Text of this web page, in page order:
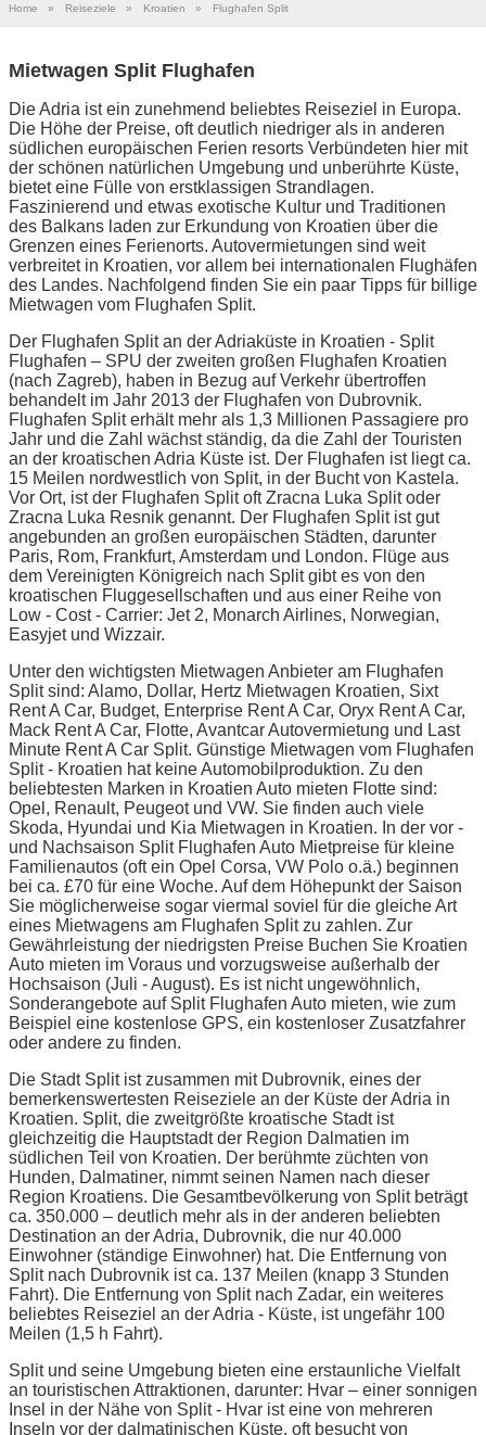
Home » Reiseziele » Kroatien » Flughafen Split
Mietwagen Split Flughafen
Die Adria ist ein zunehmend beliebtes Reiseziel in Europa.
Die Höhe der Preise, oft deutlich niedriger als in anderen
südlichen europäischen Ferien resorts Verbündeten hier mit
der schönen natürlichen Umgebung und unberührte Küste,
bietet eine Fülle von erstklassigen Strandlagen.
Faszinierend und etwas exotische Kultur und Traditionen
des Balkans laden zur Erkundung von Kroatien über die
Grenzen eines Ferienorts. Autovermietungen sind weit
verbreitet in Kroatien, vor allem bei internationalen Flughäfen
des Landes. Nachfolgend finden Sie ein paar Tipps für billige
Mietwagen vom Flughafen Split.
Der Flughafen Split an der Adriaküste in Kroatien - Split
Flughafen – SPU der zweiten großen Flughafen Kroatien
(nach Zagreb), haben in Bezug auf Verkehr übertroffen
behandelt im Jahr 2013 der Flughafen von Dubrovnik.
Flughafen Split erhält mehr als 1,3 Millionen Passagiere pro
Jahr und die Zahl wächst ständig, da die Zahl der Touristen
an der kroatischen Adria Küste ist. Der Flughafen ist liegt ca.
15 Meilen nordwestlich von Split, in der Bucht von Kastela.
Vor Ort, ist der Flughafen Split oft Zracna Luka Split oder
Zracna Luka Resnik genannt. Der Flughafen Split ist gut
angebunden an großen europäischen Städten, darunter
Paris, Rom, Frankfurt, Amsterdam und London. Flüge aus
dem Vereinigten Königreich nach Split gibt es von den
kroatischen Fluggesellschaften und aus einer Reihe von
Low - Cost - Carrier: Jet 2, Monarch Airlines, Norwegian,
Easyjet und Wizzair.
Unter den wichtigsten Mietwagen Anbieter am Flughafen
Split sind: Alamo, Dollar, Hertz Mietwagen Kroatien, Sixt
Rent A Car, Budget, Enterprise Rent A Car, Oryx Rent A Car,
Mack Rent A Car, Flotte, Avantcar Autovermietung und Last
Minute Rent A Car Split. Günstige Mietwagen vom Flughafen
Split - Kroatien hat keine Automobilproduktion. Zu den
beliebtesten Marken in Kroatien Auto mieten Flotte sind:
Opel, Renault, Peugeot und VW. Sie finden auch viele
Skoda, Hyundai und Kia Mietwagen in Kroatien. In der vor -
und Nachsaison Split Flughafen Auto Mietpreise für kleine
Familienautos (oft ein Opel Corsa, VW Polo o.ä.) beginnen
bei ca. £70 für eine Woche. Auf dem Höhepunkt der Saison
Sie möglicherweise sogar viermal soviel für die gleiche Art
eines Mietwagens am Flughafen Split zu zahlen. Zur
Gewährleistung der niedrigsten Preise Buchen Sie Kroatien
Auto mieten im Voraus und vorzugsweise außerhalb der
Hochsaison (Juli - August). Es ist nicht ungewöhnlich,
Sonderangebote auf Split Flughafen Auto mieten, wie zum
Beispiel eine kostenlose GPS, ein kostenloser Zusatzfahrer
oder andere zu finden.
Die Stadt Split ist zusammen mit Dubrovnik, eines der
bemerkenswertesten Reiseziele an der Küste der Adria in
Kroatien. Split, die zweitgrößte kroatische Stadt ist
gleichzeitig die Hauptstadt der Region Dalmatien im
südlichen Teil von Kroatien. Der berühmte züchten von
Hunden, Dalmatiner, nimmt seinen Namen nach dieser
Region Kroatiens. Die Gesamtbevölkerung von Split beträgt
ca. 350.000 – deutlich mehr als in der anderen beliebten
Destination an der Adria, Dubrovnik, die nur 40.000
Einwohner (ständige Einwohner) hat. Die Entfernung von
Split nach Dubrovnik ist ca. 137 Meilen (knapp 3 Stunden
Fahrt). Die Entfernung von Split nach Zadar, ein weiteres
beliebtes Reiseziel an der Adria - Küste, ist ungefähr 100
Meilen (1,5 h Fahrt).
Split und seine Umgebung bieten eine erstaunliche Vielfalt
an touristischen Attraktionen, darunter: Hvar – einer sonnigen
Insel in der Nähe von Split - Hvar ist eine von mehreren
Inseln vor der dalmatinischen Küste, oft besucht von